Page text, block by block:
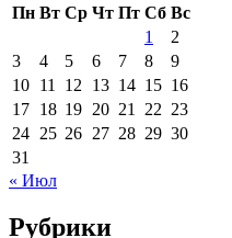
Пн Вт Ср Чт Пт Сб Вс
1
2
3
4 5 6 7 8
9
10 11 12 13 14 15 16
17 18 19 20 21 22 23
24 25 26 27 28 29 30
31
« Июл
Рубрики